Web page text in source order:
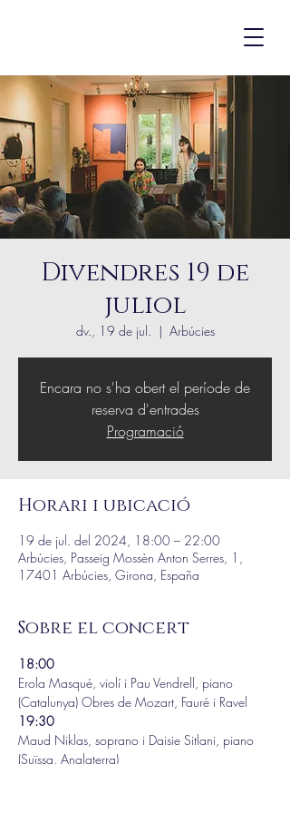
Divendres 19 de
juliol
dv., 19 de jul.
  |
Arbúcies
Encara no s'ha obert el període de
reserva d'entrades
Programació
Horari i ubicació
19 de jul. del 2024, 18:00 – 22:00
Arbúcies, Passeig Mossèn Anton Serres, 1,
17401 Arbúcies, Girona, España
Sobre el concert
18:00
Erola Masqué, violí i Pau Vendrell, piano
(Catalunya) Obres de Mozart, Fauré i Ravel
19:30
Maud Niklas, soprano i Daisie Sitlani, piano
(Suïssa, Anglaterra)